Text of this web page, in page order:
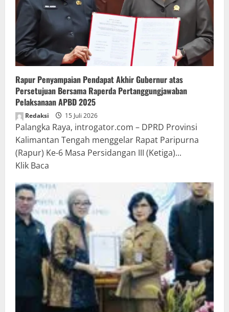
Rapur Penyampaian Pendapat Akhir Gubernur atas
Persetujuan Bersama Raperda Pertanggungjawaban
Pelaksanaan APBD 2025
Redaksi 15 Juli 2026
Palangka Raya, introgator.com – DPRD Provinsi
Kalimantan Tengah menggelar Rapat Paripurna
(Rapur) Ke-6 Masa Persidangan III (Ketiga)...
Klik Baca
about
Rapur
Penyampaian
Pendapat
Akhir
Gubernur
atas
Persetujuan
Bersama
Raperda